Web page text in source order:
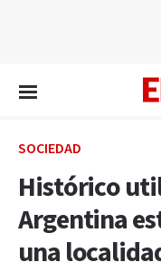
SOCIEDAD
Histórico
Argentina
una